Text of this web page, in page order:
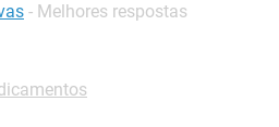
- Melhores respostas